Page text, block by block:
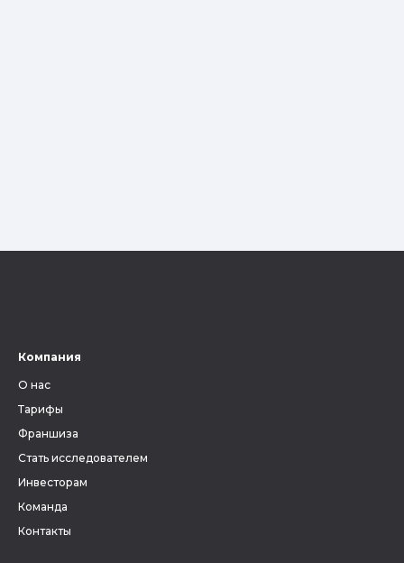
Компания
О нас
Тарифы
Франшиза
Стать исследователем
Инвесторам
Команда
Контакты